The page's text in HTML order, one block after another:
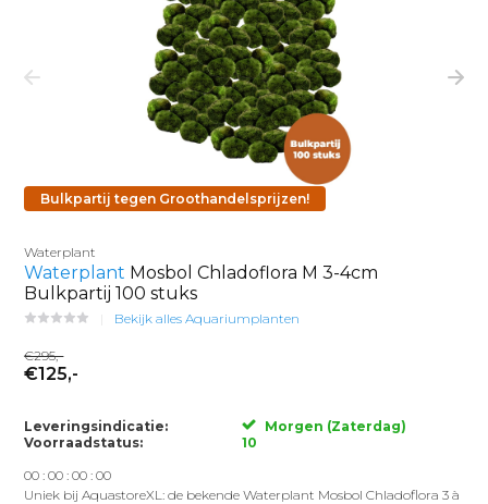
Bulkpartij tegen Groothandelsprijzen!
Waterplant
Waterplant Mosbol Chladoflora M 3-4cm
Bulkpartij 100 stuks
Bekijk alles Aquariumplanten
€295,-
€125,-
Leveringsindicatie:
Morgen (Zaterdag)
Voorraadstatus:
10
00 :00 :00 :00
Uniek bij AquastoreXL: de bekende Waterplant Mosbol Chladoflora 3 à